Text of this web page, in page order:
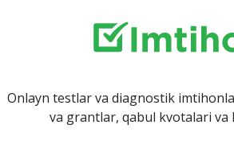
Onlayn testlar va diagnostik
va grantlar, qabul kvotalari va